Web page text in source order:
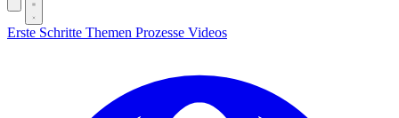
Erste Schritte Themen Prozesse Videos